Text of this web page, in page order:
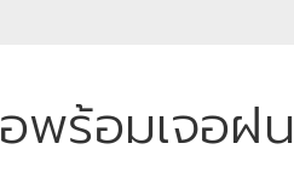
พร้อมเจอฝน